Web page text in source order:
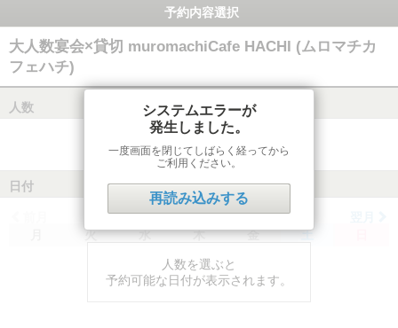
予約内容選択
大人数宴会×貸切 muromachiCafe HACHI (ムロマチカ
フェハチ)
人数
日付
火 水 木 金 土
人数を選ぶと
予約可能な日付が表示されます。
システムエラーが
発生しました。
一度画面を閉じてしばらく経ってから
ご利用ください。
再読み込みする